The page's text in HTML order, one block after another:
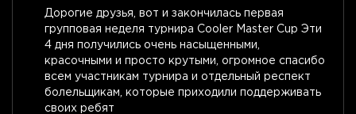
Дорогие друзья, вот и закончилась первая
групповая неделя турнира Cooler Master Cup Эти
4 дня получились очень насыщенными,
красочными и просто крутыми, огромное спасибо
всем участникам турнира и отдельный респект
болельщикам, которые приходили поддерживать
своих ребят